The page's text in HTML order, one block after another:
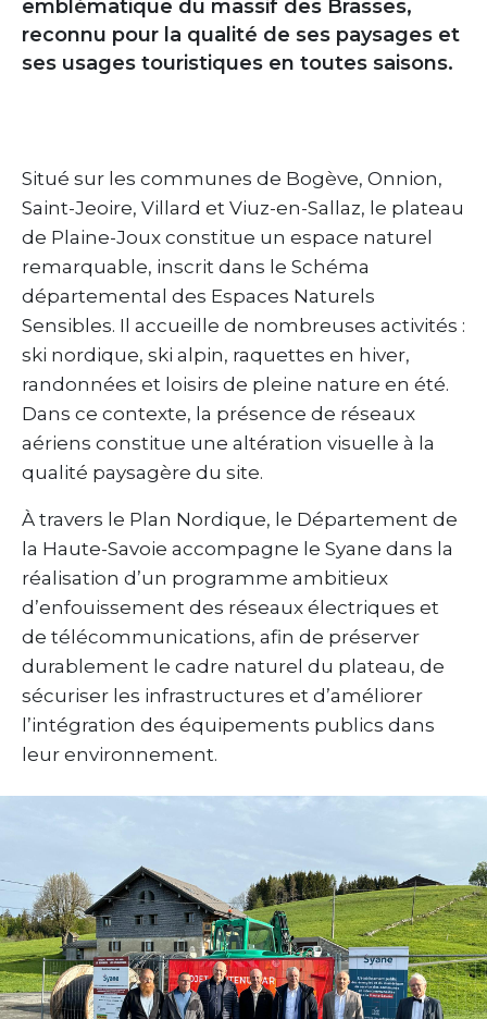
emblématique du massif des Brasses,
reconnu pour la qualité de ses paysages et
ses usages touristiques en toutes saisons.
Situé sur les communes de Bogève, Onnion,
Saint-Jeoire, Villard et Viuz-en-Sallaz, le plateau
de Plaine-Joux constitue un espace naturel
remarquable, inscrit dans le Schéma
départemental des Espaces Naturels
Sensibles. Il accueille de nombreuses activités :
ski nordique, ski alpin, raquettes en hiver,
randonnées et loisirs de pleine nature en été.
Dans ce contexte, la présence de réseaux
aériens constitue une altération visuelle à la
qualité paysagère du site.
À travers le Plan Nordique, le Département de
la Haute-Savoie accompagne le Syane dans la
réalisation d’un programme ambitieux
d’enfouissement des réseaux électriques et
de télécommunications, afin de préserver
durablement le cadre naturel du plateau, de
sécuriser les infrastructures et d’améliorer
l’intégration des équipements publics dans
leur environnement.